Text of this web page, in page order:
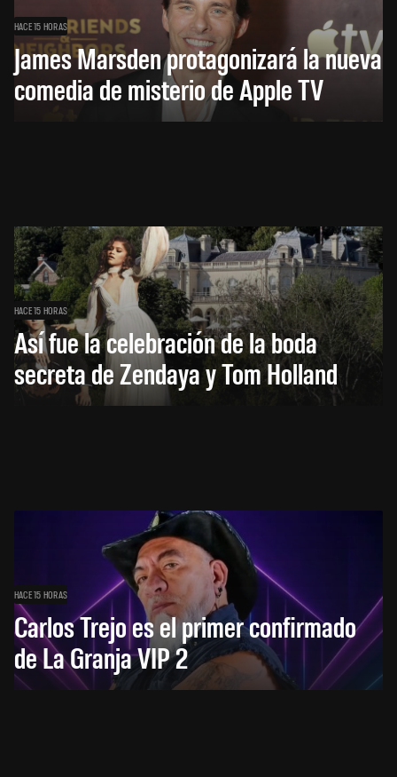
HACE 15 HORAS
James Marsden protagonizará la nueva
comedia de misterio de Apple TV
HACE 15 HORAS
Así fue la celebración de la boda
secreta de Zendaya y Tom Holland
HACE 15 HORAS
Carlos Trejo es el primer confirmado
de La Granja VIP 2